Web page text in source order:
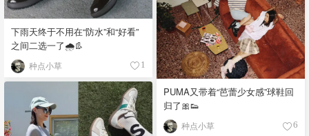
下雨天终于不用在“防水”和“好看”
之间二选一了🌧️👢
种点小草 1
PUMA又带着“芭蕾少女感”球鞋回
归了🎀👟
种点小草 6